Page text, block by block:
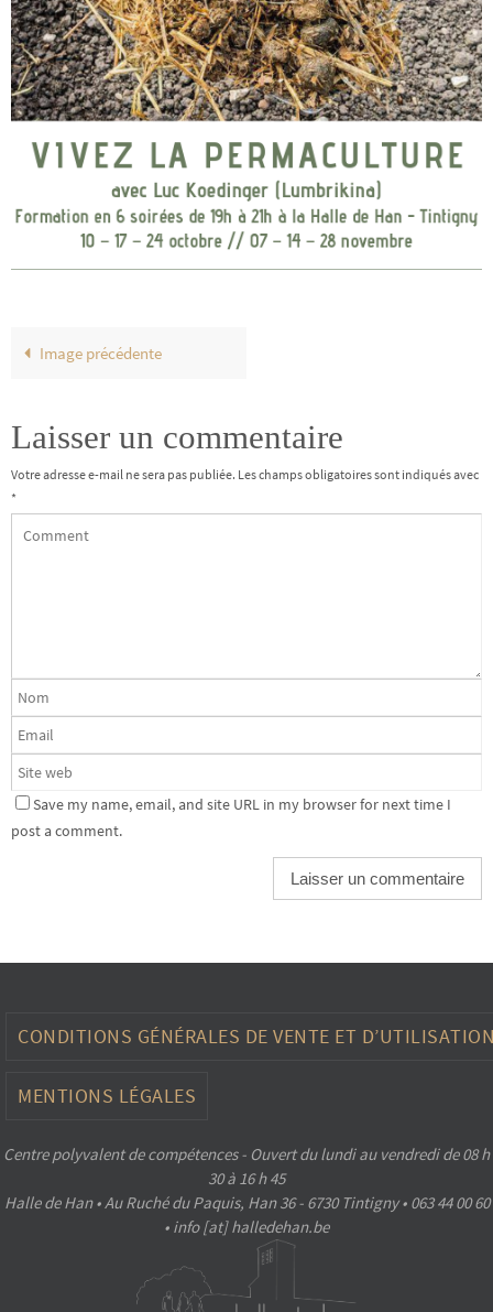
Image précédente
Laisser un commentaire
Votre adresse e-mail ne sera pas publiée. Les champs obligatoires sont indiqués avec
*
Save my name, email, and site URL in my browser for next time I
post a comment.
CONDITIONS GÉNÉRALES DE VENTE ET
MENTIONS LÉGALES
Centre polyvalent de compétences - Ouvert du lundi au vendredi de 08 h
30 à 16 h 45
Halle de Han • Au Ruché du Paquis, Han 36 - 6730 Tintigny • 063 44 00 60
• info [at] halledehan.be